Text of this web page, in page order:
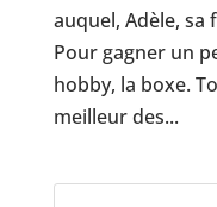
auquel, Adèle,
Pour gagner un
hobby, la boxe.
meilleur des...